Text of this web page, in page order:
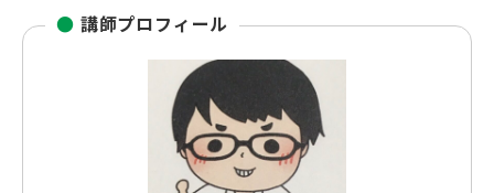
● 講師プロフィール